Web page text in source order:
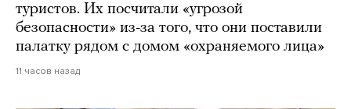
туристов. Их посчитали «угрозой
безопасности» из-за того, что они поставили
палатку рядом с домом «охраняемого лица»
11 часов назад